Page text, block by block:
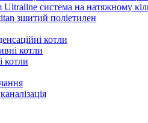
система на натяжному
зшитий поліетилен
котли
котли
котли